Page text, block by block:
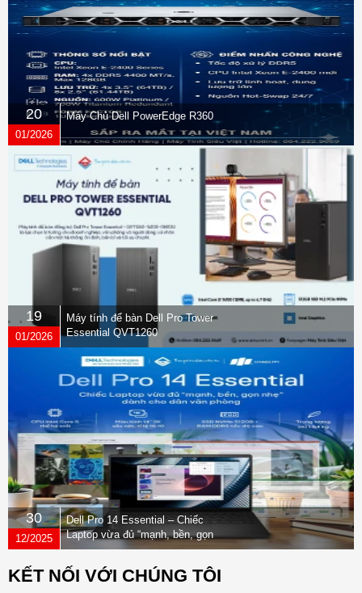
20
01/2026
Máy Chủ Dell PowerEdge R360
19
01/2026
Máy tính để bàn Dell Pro Tower
Essential QVT1260
30
12/2025
Dell Pro 14 Essential – Chiếc
Laptop vừa đủ “mạnh, bền, gọn
nhẹ” dành cho dân văn phòng
KẾT NỐI VỚI CHÚNG TÔI